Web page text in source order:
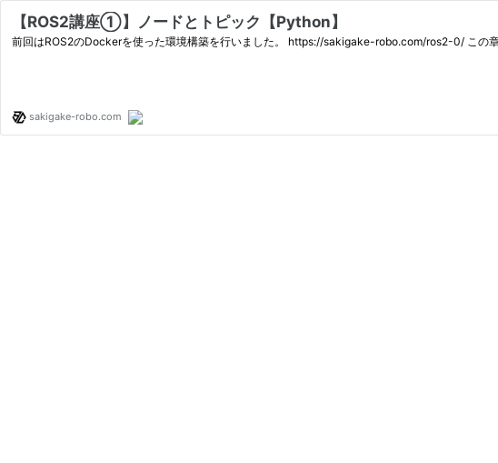
【ROS2講座①】ノードとトピック【Python】
前回はROS2のDockerを使った環境構築を行いました。 https://sakigake-robo.com/ros2-0/ この
sakigake-robo.com